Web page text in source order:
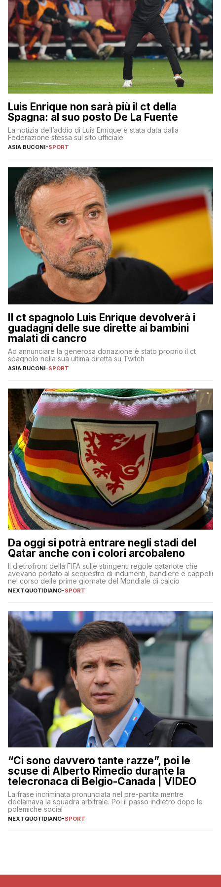
Luis Enrique non sarà più il ct della
Spagna: al suo posto De La Fuente
La notizia dell’addio di Luis Enrique è stata data dalla
Federazione stessa sul sito ufficiale
ASIA BUCONI-SPORT
Il ct spagnolo Luis Enrique devolverà i
guadagni delle sue dirette ai bambini
malati di cancro
Ad annunciare la generosa donazione è stato proprio il ct
spagnolo nella sua ultima diretta su Twitch
ASIA BUCONI-SPORT
Da oggi si potrà entrare negli stadi del
Qatar anche con i colori arcobaleno
Il dietrofront della FIFA sulle stringenti regole qatariote che
avevano portato al sequestro di indumenti, bandiere e cappelli
nel corso delle prime giornate del Mondiale di calcio
NEXTQUOTIDIANO-SPORT
“Ci sono davvero tante razze”, poi le
scuse di Alberto Rimedio durante la
telecronaca di Belgio-Canada | VIDEO
La frase incriminata pronunciata nel pre-partita mentre
declamava la squadra arbitrale. Poi il passo indietro dopo le
polemiche social
NEXTQUOTIDIANO-SPORT